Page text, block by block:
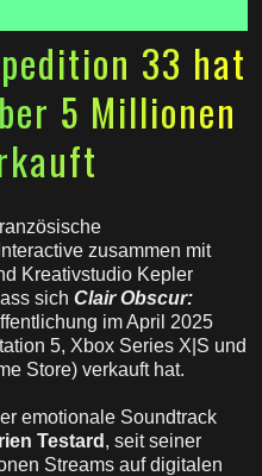
33 hat
5 Millionen
zusammen mit
Kreativstudio Kepler
sich Clair Obscur:
im April 2025
5, Xbox Series X|S und
Store) verkauft hat.
emotionale Soundtrack
Testard , seit seiner
Streams auf digitalen